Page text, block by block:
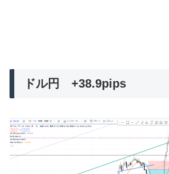
ドル円 +38.9pips